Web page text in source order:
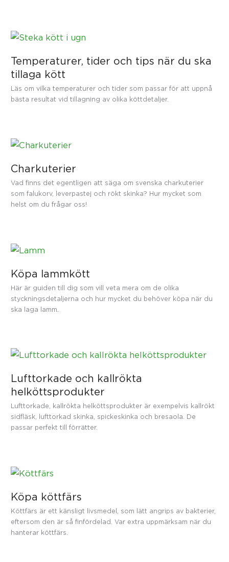
Temperaturer, tider och tips när du ska
tillaga kött
Läs om vilka temperaturer och tider som passar för att uppnå
bästa resultat vid tillagning av olika köttdetaljer.
Charkuterier
Vad finns det egentligen att säga om svenska charkuterier
som falukorv, leverpastej och rökt skinka? Hur mycket som
helst om du frågar oss!
Köpa lammkött
Här är guiden till dig som vill veta mera om de olika
styckningsdetaljerna och hur mycket du behöver köpa när du
ska laga lamm.
Lufttorkade och kallrökta
helköttsprodukter
Lufttorkade, kallrökta helköttsprodukter är exempelvis kallrökt
sidfläsk, lufttorkad skinka, spickeskinka och bresaola. De
passar perfekt till förrätter.
Köpa köttfärs
Köttfärs är ett känsligt livsmedel, som lätt angrips av bakterier,
eftersom den är så finfördelad. Var extra uppmärksam när du
hanterar köttfärs.